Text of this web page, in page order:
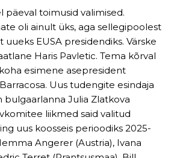
päeval toimusid valimised.
oli ainult üks, aga sellegipoolest
uueks EUSA presidendiks. Värske
Haris Pavletic. Tema kõrval
esimene asepresident
Uus tudengite esindaja
bulgaarlanna Julia Zlatkova
liikmed said valitud
uus koosseis perioodiks 2025-
Angerer (Austria), Ivana